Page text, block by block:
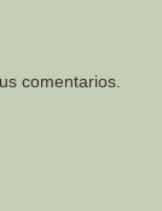
comentarios.